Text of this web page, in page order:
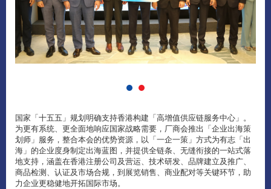
国家「十五五」规划明确支持香港构建「高增值供应链服务中心」。
为更有系统、更全面地响应国家战略需要，厂商会推出「企业出海策
划师」服务，整合本会的优势资源，以「一企一策」方式为有志「出
海」的企业度身制定出海蓝图，并提供全链条、无缝衔接的一站式落
地支持，涵盖在香港注册公司及营运、技术研发、品牌建立及推广、
商品检测、认证及市场合规，到展览销售、商业配对等关键环节，助
力企业更稳健地开拓国际市场。